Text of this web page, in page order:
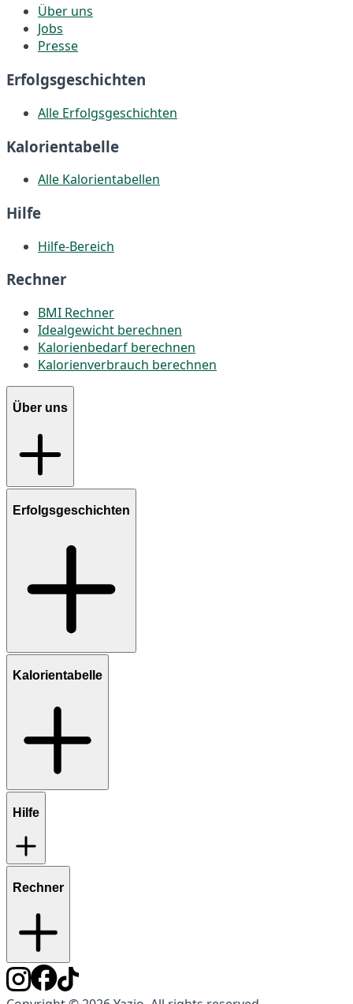
Über uns
Jobs
Presse
Erfolgsgeschichten
Alle Erfolgsgeschichten
Kalorientabelle
Alle Kalorientabellen
Hilfe
Hilfe-Bereich
Rechner
BMI Rechner
Idealgewicht berechnen
Kalorienbedarf berechnen
Kalorienverbrauch berechnen
Über uns
Erfolgsgeschichten
Kalorientabelle
Hilfe
Rechner